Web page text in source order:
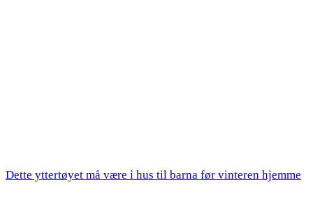
Dette yttertøyet må være i hus til barna før vinteren hjemme